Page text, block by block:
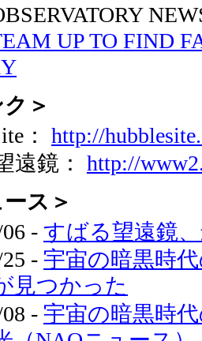
UP TO FIND
＞
： http://
遠鏡： http://
ス＞
- すばる望遠鏡
- 宇宙の暗黒時
見つかった
- 宇宙の暗黒時